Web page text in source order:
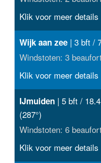
Klik voor meer details
Wijk aan zee | 3 bft /
Windstoten: 3
Klik voor meer details
IJmuiden | 5 bft /
(287°)
Windstoten: 6
Klik voor meer details